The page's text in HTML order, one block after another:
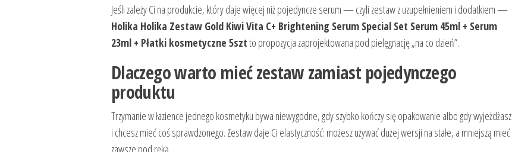
Jeśli zależy Ci na produkcie, który daje więcej niż pojedyncze serum — czyli zestaw z uzupełnieniem i dodatkiem —
Holika Holika Zestaw Gold Kiwi Vita C+ Brightening Serum Special Set Serum 45ml + Serum
23ml + Płatki kosmetyczne 5sztto propozycja zaprojektowana pod pielęgnację „na co dzień”.
Dlaczego warto mieć zestaw zamiast pojedynczego
produktu
Trzymanie w łazience jednego kosmetyku bywa niewygodne, gdy szybko kończy się opakowanie albo gdy wyjeżdżasz
i chcesz mieć coś sprawdzonego. Zestaw daje Ci elastyczność: możesz używać dużej wersji na stałe, a mniejszą mieć
zawsze pod ręką.